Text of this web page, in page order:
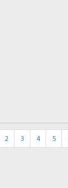
2 3 4 5